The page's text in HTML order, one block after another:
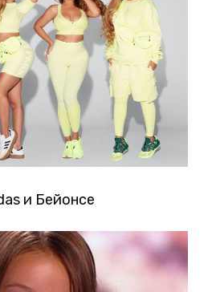
и Бейонсе